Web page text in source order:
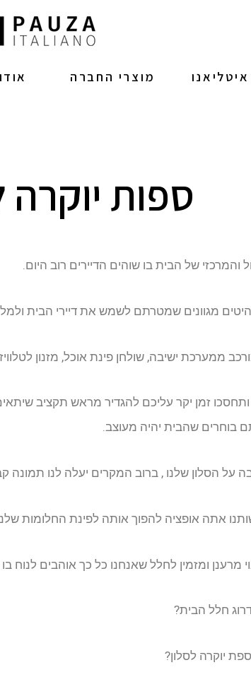
מוצרי החברה
ספות יוקרה
והמרכזי של הבית בו שוהים הדיירים רוב היום.
מגוונים שמטרתם לשמש את דיירי הבית
ממערכת ישיבה, שולחן פינת אוכל, מזנון
זמן יקר עליכם להגדיר מראש תקציב
בוחרים שהבית יהיה מעוצב.
על הסלון שלנו , ברוב המקרים יעלה לנו תמונה
אתה אופציה להפוך אותה לפינת החלומות
ומזמין לחלל שאנחנו כל כך אוהבים לנוח בו
חלל הבית?
יוקרה לסלון?